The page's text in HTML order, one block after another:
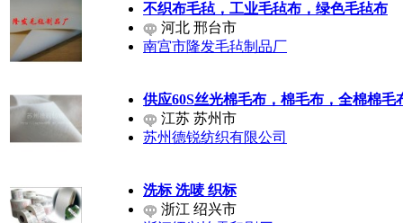
不织布毛毡，工业毛毡布，绿色毛毡布
河北 邢台市
南宫市隆发毛毡制品厂
供应60S丝光棉毛布，棉毛布，全棉棉毛
江苏 苏州市
苏州德锐纺织有限公司
洗标 洗唛 织标
浙江 绍兴市